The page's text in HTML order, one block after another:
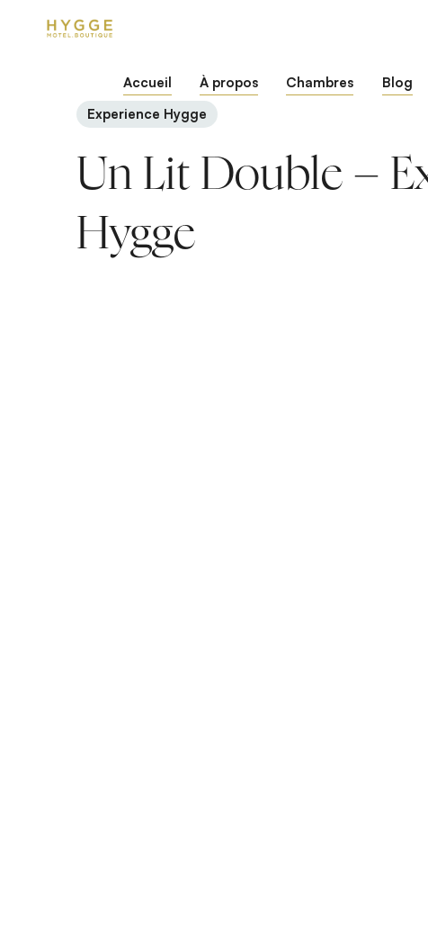
Accueil À propos Chambres Blog
Experience Hygge
Un Lit Double –
Hygge